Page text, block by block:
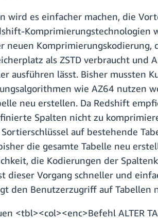
wird es einfacher machen, die
Komprimierungstechnologien
neuen Komprimierungskodierung,
als ZSTD verbraucht und
ausführen lässt. Bisher mussten
wie AZ64 nutzen
neu erstellen. Da Redshift
Spalten nicht zu
auf bestehende
die gesamte Tabelle neu
die Kodierungen der
dieser Vorgang schneller und
den Benutzerzugriff auf Tabellen
<tbl><col><enc>Befehl ALTER